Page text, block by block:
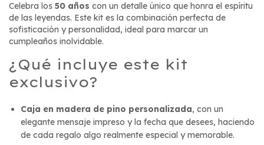
Celebra los 50 años con un detalle único que honra el espíritu
de las leyendas. Este kit es la combinación perfecta de
sofisticación y personalidad, ideal para marcar un
cumpleaños inolvidable.
¿Qué incluye este kit
exclusivo?
Caja en madera de pino personalizada, con un
elegante mensaje impreso y la fecha que desees, haciendo
de cada regalo algo realmente especial y memorable.